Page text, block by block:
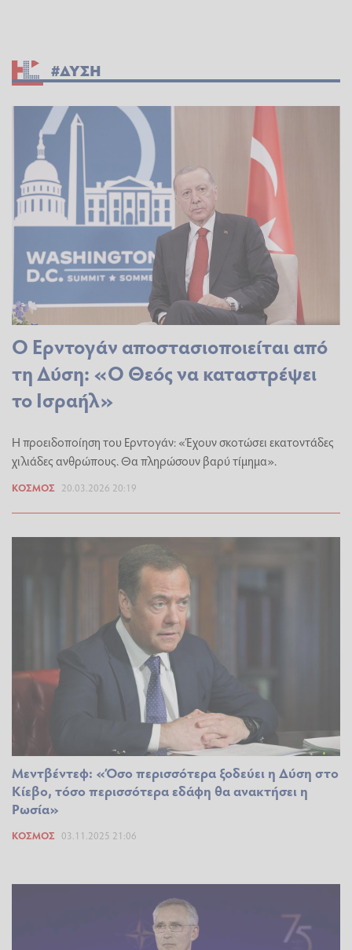
#ΔΥΣΗ
Ο Ερντογάν αποστασιοποιείται από
τη Δύση: «Ο Θεός να καταστρέψει
το Ισραήλ»
Η προειδοποίηση του Ερντογάν: «Έχουν σκοτώσει εκατοντάδες
χιλιάδες ανθρώπους. Θα πληρώσουν βαρύ τίμημα».
ΚΌΣΜΟΣ 20.03.2026 20:19
Μεντβέντεφ: «Όσο περισσότερα ξοδεύει η Δύση στο
Κίεβο, τόσο περισσότερα εδάφη θα ανακτήσει η
Ρωσία»
ΚΌΣΜΟΣ 03.11.2025 21:06